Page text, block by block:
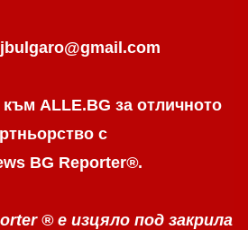
ALLE.BG за отличното
с
BG Reporter®.
® е изцяло под закрила